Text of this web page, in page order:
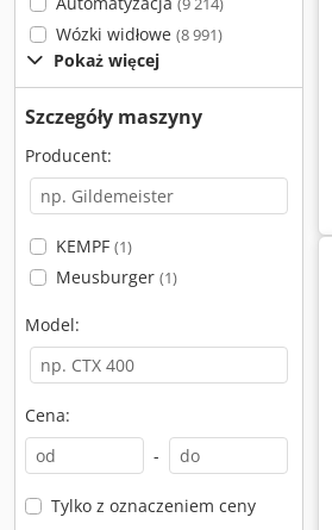
(9 214)
Wózki widłowe (8 991)
Pokaż więcej
Szczegóły maszyny
Producent:
KEMPF (1)
Meusburger (1)
Model:
Cena:
-
Tylko z oznaczeniem ceny